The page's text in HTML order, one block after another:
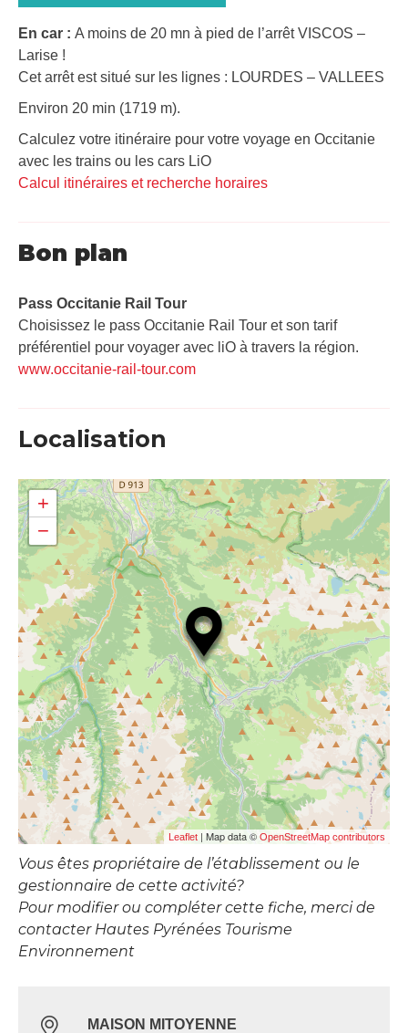
En car : A moins de 20 mn à pied de l’arrêt VISCOS –
Larise !
Cet arrêt est situé sur les lignes : LOURDES – VALLEES
Environ 20 min (1719 m).
Calculez votre itinéraire pour votre voyage en Occitanie
avec les trains ou les cars LiO
Calcul itinéraires et recherche horaires
Bon plan
Pass Occitanie Rail Tour​
Choisissez le pass Occitanie Rail Tour et son tarif
préférentiel pour voyager avec liO à travers la région.
www.occitanie-rail-tour.com
Localisation
+
−
Leaflet | Map data © OpenStreetMap contributors
Vous êtes propriétaire de l’établissement ou le
gestionnaire de cette activité?
Pour modifier ou compléter cette fiche, merci de
contacter Hautes Pyrénées Tourisme
Environnement
MAISON MITOYENNE